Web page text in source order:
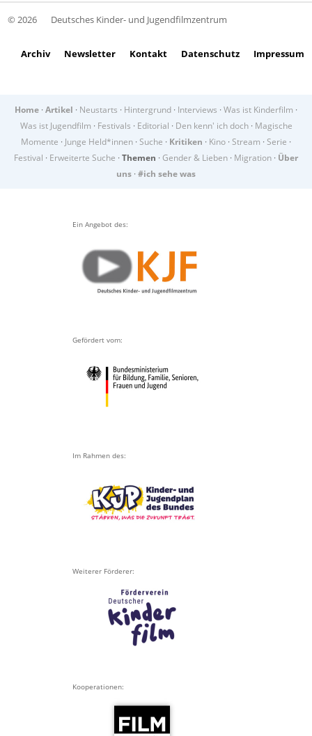
© 2026 Deutsches Kinder- und Jugendfilmzentrum
Archiv Newsletter Kontakt Datenschutz Impressum
Home · Artikel · Neustarts · Hintergrund · Interviews · Was ist Kinderfilm ·
Was ist Jugendfilm · Festivals · Editorial · Den kenn' ich doch· Magische
Momente · Junge Held*innen · Suche · Kritiken · Kino · Stream · Serie ·
Festival · Erweiterte Suche · Themen · Gender & Lieben · Migration · Über
uns · #ich sehe was
Ein Angebot des:
Gefördert vom:
Im Rahmen des:
Weiterer Förderer:
Kooperationen: